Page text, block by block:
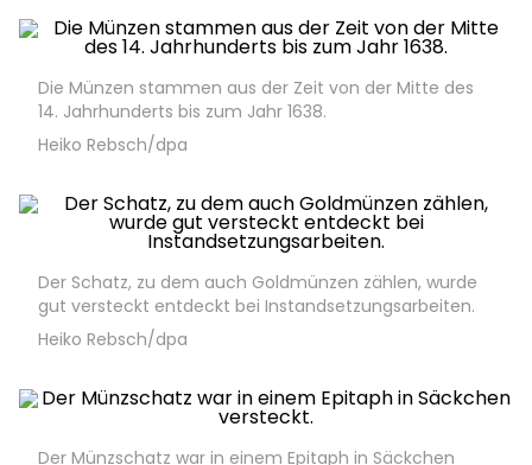
Die Münzen stammen aus der Zeit von der Mitte des
14. Jahrhunderts bis zum Jahr 1638.
Heiko Rebsch/dpa
Der Schatz, zu dem auch Goldmünzen zählen, wurde
gut versteckt entdeckt bei Instandsetzungsarbeiten.
Heiko Rebsch/dpa
Der Münzschatz war in einem Epitaph in Säckchen